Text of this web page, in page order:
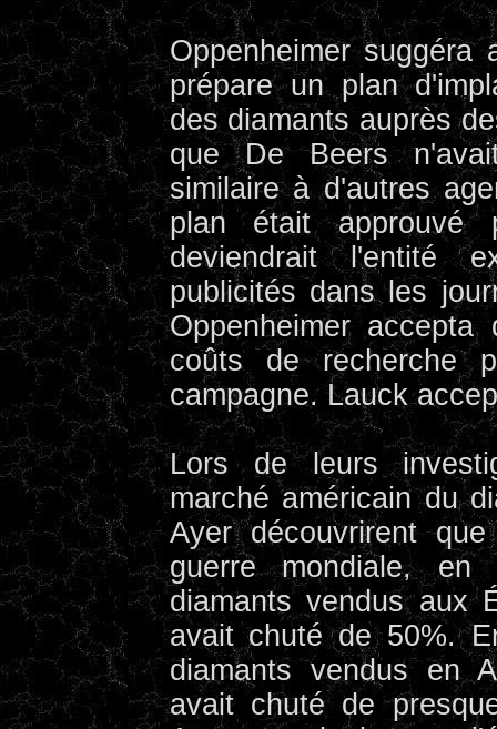
Oppenheimer
prépare un plan
des diamants auprès
que De Beers
similaire à d'autres
plan était
deviendrait l'entité
publicités dans les
Oppenheimer
coûts de recherche
campagne. Lauck
Lors de leurs
marché américain du
Ayer découvrirent
guerre mondiale,
diamants vendus aux
avait chuté de 50%.
diamants vendus en
avait chuté de